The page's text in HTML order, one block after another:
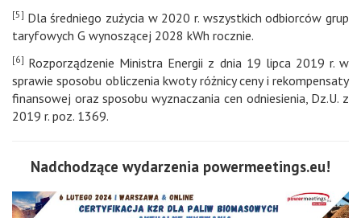
[5] Dla średniego zużycia w 2020 r. wszystkich odbiorców grup
taryfowych G wynoszącej 2028 kWh rocznie.
[6] Rozporządzenie Ministra Energii z dnia 19 lipca 2019 r. w
sprawie sposobu obliczenia kwoty różnicy ceny i rekompensaty
finansowej oraz sposobu wyznaczania cen odniesienia, Dz.U. z
2019 r. poz. 1369.
Nadchodzące wydarzenia powermeetings.eu!